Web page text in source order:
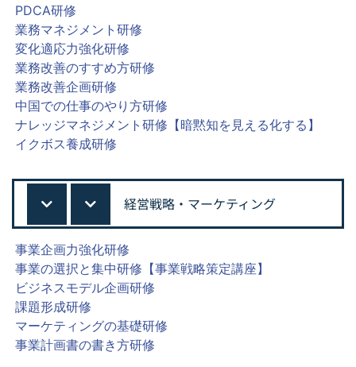
PDCA研修
業務マネジメント研修
変化適応力強化研修
業務改善のすすめ方研修
業務改善企画研修
中国での仕事のやり方研修
ナレッジマネジメント研修【暗黙知を見える化する】
イクボス養成研修
経営戦略・マーケティング
事業企画力強化研修
事業の選択と集中研修【事業戦略策定講座】
ビジネスモデル企画研修
課題形成研修
マーケティングの基礎研修
事業計画書の書き方研修